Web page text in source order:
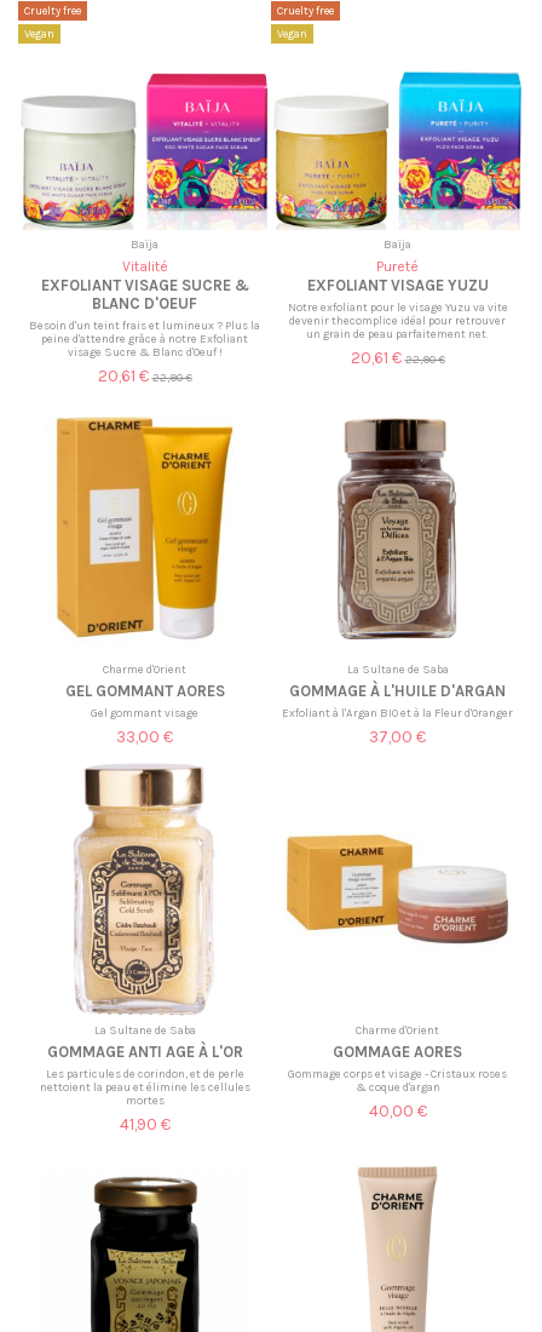
Cruelty free
Vegan
Baïja
Vitalité
EXFOLIANT VISAGE SUCRE &
BLANC D'OEUF
Besoin d'un teint frais et lumineux ? Plus la
peine d'attendre grâce à notre Exfoliant
visage Sucre & Blanc d'Oeuf !
20,61 € 22,90 €
Cruelty free
Vegan
Baïja
Pureté
EXFOLIANT VISAGE YUZU
Notre exfoliant pour le visage Yuzu va vite
devenir thecomplice idéal pour retrouver
un grain de peau parfaitement net.
20,61 € 22,90 €
Charme d'Orient
GEL GOMMANT AORES
Gel gommant visage
33,00 €
La Sultane de Saba
GOMMAGE À L'HUILE D'ARGAN
Exfoliant à l'Argan BIO et à la Fleur d'Oranger
37,00 €
La Sultane de Saba
GOMMAGE ANTI AGE À L'OR
Les particules de corindon, et de perle
nettoient la peau et élimine les cellules
mortes
41,90 €
Charme d'Orient
GOMMAGE AORES
Gommage corps et visage - Cristaux roses
& coque d'argan
40,00 €